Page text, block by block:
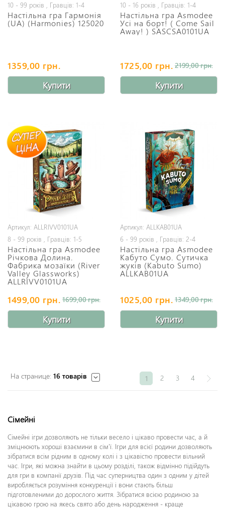
10 - 99 років , Гравців: 1-4
Настільна гра Гармонія
(UA) (Harmonies) 125020
1359,00 грн.
Купити
10 - 16 років , Гравців: 1-4
Настільна гра Asmodee
Усі на борт! ( Come Sail
Away! ) SASCSA0101UA
1725,00 грн. 2199,00 грн.
Купити
Артикул: ALLRIVV0101UA
8 - 99 років , Гравців: 1-5
Настільна гра Asmodee
Річкова Долина.
Фабрика мозаїки (River
Valley Glassworks)
ALLRIVV0101UA
1499,00 грн. 1699,00 грн.
Купити
Артикул: ALLKAB01UA
6 - 99 років , Гравців: 2-4
Настільна гра Asmodee
Кабуто Сумо. Сутичка
жуків (Kabuto Sumo)
ALLKAB01UA
1025,00 грн. 1349,00 грн.
Купити
На странице: 16 товарів 1 2 3 4
Сімейні
Сімейні ігри дозволяють не тільки весело і цікаво провести час, а й
зміцнюють хороші взаємини в сім'ї. Ігри для всієї родини дозволяють
зібратися всім рідним в одному колі і з цікавістю провести вільний
час. Ігри, які можна знайти в цьому розділі, також відмінно підійдуть
для гри в компанії друзів. Під час суперництва один з одним у дітей
виробляється розуміння конкуренції і вони стають більш
підготовленими до дорослого життя. Зібратися всією родиною за
цікавою грою на якесь свято або день народження - краще